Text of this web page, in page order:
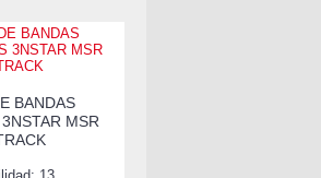
BANDAS
MSR